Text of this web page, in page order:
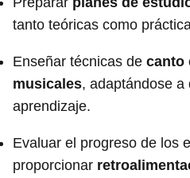
tanto teóricas como
Enseñar técnicas de canto
musicales, adaptándose a
aprendizaje.
Evaluar el progreso de los
proporcionar